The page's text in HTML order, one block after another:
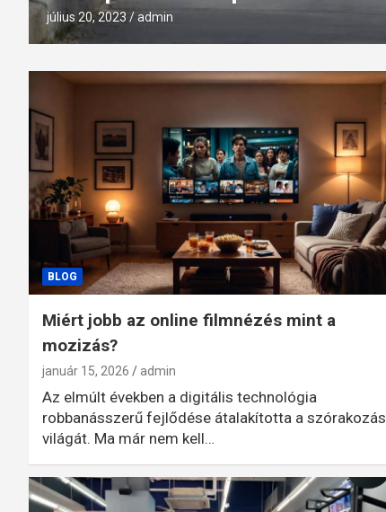
július 20, 2023 admin
BLOG
Miért jobb az online filmnézés mint a
mozizás?
január 15, 2026 admin
Az elmúlt években a digitális technológia
robbanásszerű fejlődése átalakította a szórakozás
világát. Ma már nem kell…